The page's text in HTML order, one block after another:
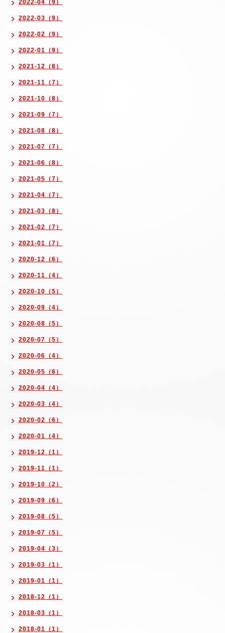
2022-04（9）
2022-03（9）
2022-02（9）
2022-01（9）
2021-12（8）
2021-11（7）
2021-10（8）
2021-09（7）
2021-08（8）
2021-07（7）
2021-06（8）
2021-05（7）
2021-04（7）
2021-03（8）
2021-02（7）
2021-01（7）
2020-12（6）
2020-11（4）
2020-10（5）
2020-09（4）
2020-08（5）
2020-07（5）
2020-06（4）
2020-05（6）
2020-04（4）
2020-03（4）
2020-02（6）
2020-01（4）
2019-12（1）
2019-11（1）
2019-10（2）
2019-09（6）
2019-08（5）
2019-07（5）
2019-04（3）
2019-03（1）
2019-01（1）
2018-12（1）
2018-03（1）
2018-01（1）